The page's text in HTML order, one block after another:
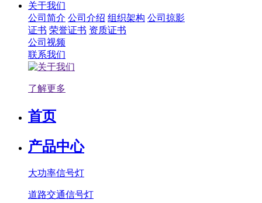
关于我们
公司简介 公司介绍 组织架构 公司掠影
证书 荣誉证书 资质证书
公司视频
联系我们
了解更多
首页
产品中心
大功率信号灯
道路交通信号灯